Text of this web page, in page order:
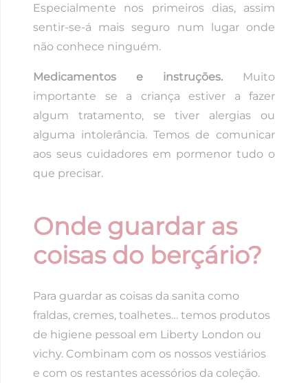
Especialmente nos primeiros dias, assim
sentir-se-á mais seguro num lugar onde
não conhece ninguém.
Medicamentos e instruções. Muito
importante se a criança estiver a fazer
algum tratamento, se tiver alergias ou
alguma intolerância. Temos de comunicar
aos seus cuidadores em pormenor tudo o
que precisar.
Onde guardar as
coisas do berçário?
Para guardar as coisas da sanita como
fraldas, cremes, toalhetes… temos produtos
de higiene pessoal em Liberty London ou
vichy. Combinam com os nossos vestiários
e com os restantes acessórios da coleção.